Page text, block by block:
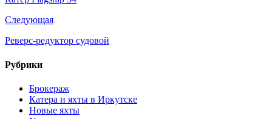
Следующая
Реверс-редуктор судовой
Рубрики
Брокераж
Катера и яхты в Иркутске
Новые яхты